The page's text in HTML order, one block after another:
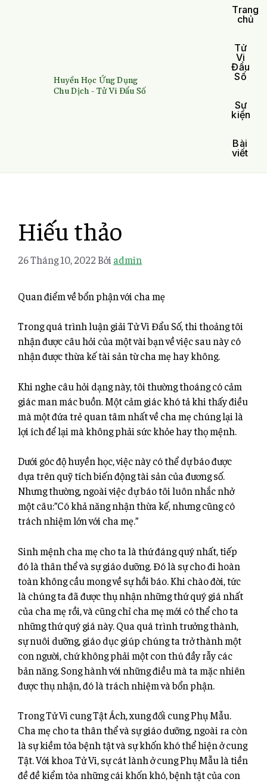
Huyền Học Ứng Dụng
Chu Dịch - Tử Vi Đẩu Số
Trang
chủ
Tử
Vi
Đẩu
Số
Sự
kiện
Bài
viết
Hiếu thảo
26 Tháng 10, 2022Bởi admin
Quan điểm về bổn phận với cha mẹ
Trong quá trình luận giải Tử Vi Đẩu Số, thi thoảng tôi
nhận được câu hỏi của một vài bạn về việc sau này có
nhận được thừa kế tài sản từ cha mẹ hay không.
Khi nghe câu hỏi dạng này, tôi thường thoáng có cảm
giác man mác buồn. Một cảm giác khó tả khi thấy điều
mà một đứa trẻ quan tâm nhất về cha mẹ chúng lại là
lợi ích để lại mà không phải sức khỏe hay thọ mệnh.
Dưới góc độ huyền học, việc này có thể dự báo được
dựa trên quỹ tích biến động tài sản của đương số.
Nhưng thường, ngoài việc dự báo tôi luôn nhắc nhở
một câu:”Có khả năng nhận thừa kế, nhưng cũng có
trách nhiệm lớn với cha mẹ.”
Sinh mệnh cha mẹ cho ta là thứ đáng quý nhất, tiếp
đó là thân thể và sự giáo dưỡng. Đó là sự cho đi hoàn
toàn không cầu mong về sự hồi báo. Khi chào đời, tức
là chúng ta đã được thụ nhận những thứ quý giá nhất
của cha mẹ rồi, và cũng chỉ cha mẹ mới có thể cho ta
những thứ quý giá này. Qua quá trình trưởng thành,
sự nuôi dưỡng, giáo dục giúp chúng ta trở thành một
con người, chứ không phải một con thú đầy rẫy các
bản năng. Song hành với những điều mà ta mặc nhiên
được thụ nhận, đó là trách nhiệm và bổn phận.
Trong Tử Vi cung Tật Ách, xung đối cung Phụ Mẫu.
Cha mẹ cho ta thân thể và sự giáo dưỡng, ngoài ra còn
là sự kiềm tỏa bệnh tật và sự khốn khó thể hiện ở cung
Tật. Với khoa Tử Vi, sự cát lành ở cung Phụ Mẫu là tiền
đề đề kiểm tỏa những cái khốn khó, bệnh tật của con